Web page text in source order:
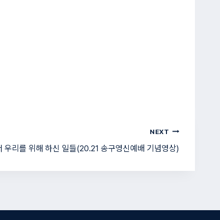
NEXT
리를 위해 하신 일들(20.21 송구영신예배 기념영상)